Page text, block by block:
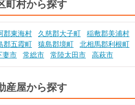
町村から探す
郡東海村 久慈郡大子町 稲敷郡美浦村
郡五霞町 猿島郡境町 北相馬郡利根町
妻市 常総市 常陸太田市 高萩市
産屋から探す